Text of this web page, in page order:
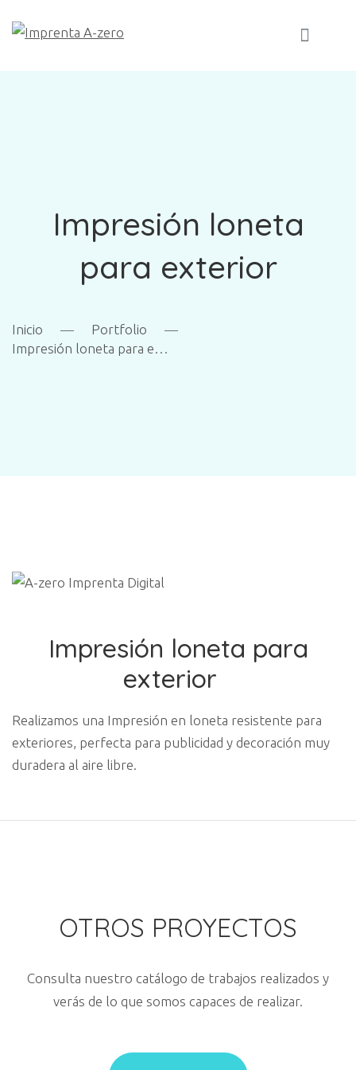
Impresión loneta
para exterior
Inicio — Portfolio
—
Impresión loneta para exterior
Impresión loneta para
exterior
Realizamos una Impresión en loneta resistente para
exteriores, perfecta para publicidad y decoración muy
duradera al aire libre.
OTROS PROYECTOS
Consulta nuestro catálogo de trabajos realizados y
verás de lo que somos capaces de realizar.